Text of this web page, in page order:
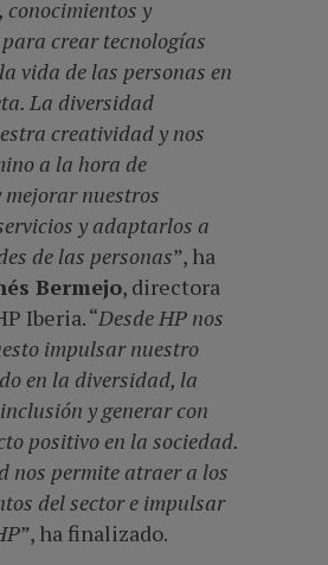
conocimientos y
crear tecnologías
vida de las personas en
La diversidad
creatividad y nos
a la hora de
nuestros
y adaptarlos a
de las personas”, ha
Bermejo, directora
Iberia. “Desde HP nos
impulsar nuestro
en la diversidad, la
y generar con
positivo en la sociedad.
nos permite atraer a los
del sector e impulsar
”, ha finalizado.